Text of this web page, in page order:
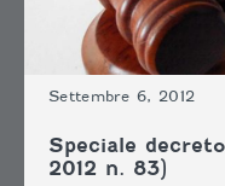
Settembre 6, 2012
Speciale
2012 n. 83)